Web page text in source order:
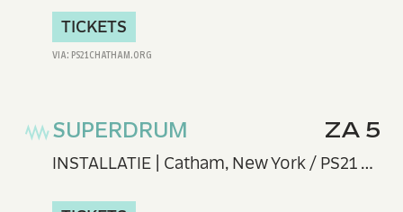
TICKETS
ZA 5
SUPERDRUM
INSTALLATIE | Catham, New York / PS21 Center for Contemporary Performance